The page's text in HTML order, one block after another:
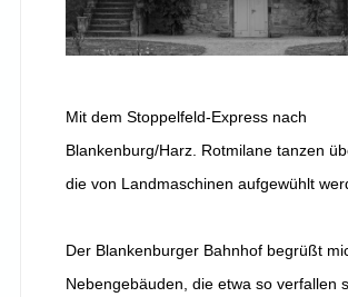
Mit dem Stoppelfeld-Express nach
Blankenburg/Harz. Rotmilane tanzen
die von Landmaschinen aufgewühlt
Der Blankenburger Bahnhof begrüßt
Nebengebäuden, die etwa so verfallen